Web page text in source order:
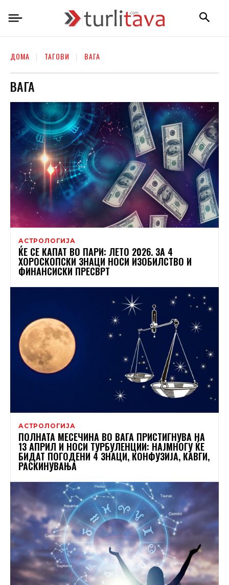
ДОМА ТАГОВИ ВАГА
ВАГА
АСТРОЛОГИЈА
ЌЕ СЕ КАПАТ ВО ПАРИ: ЛЕТО 2026. ЗА 4
ХОРОСКОПСКИ ЗНАЦИ НОСИ ИЗОБИЛСТВО И
ФИНАНСИСКИ ПРЕСВРТ
АСТРОЛОГИЈА
ПОЛНАТА МЕСЕЧИНА ВО ВАГА ПРИСТИГНУВА НА
13 АПРИЛ И НОСИ ТУРБУЛЕНЦИИ: НАЈМНОГУ ЌЕ
БИДАТ ПОГОДЕНИ 4 ЗНАЦИ, КОНФУЗИЈА, КАВГИ,
РАСКИНУВАЊА